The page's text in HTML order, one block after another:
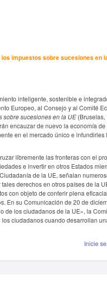
impuestos sobre sucesiones en
inteligente, sostenible e
Europeo, al Consejo y al Comité
sobre sucesiones en la UE(Bruselas,
encauzar de nuevo la economía
en el mercado único e
libremente las fronteras con el
e invertir en otros Estados
de la UE, señalan
derechos en otros países de la
con objeto de conferir plena
En su Comunicación de 20 de
de los ciudadanos de la UE», la
ciudadanos cuando desarrollan
Inicie